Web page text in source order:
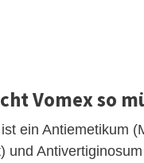
Vomex so
ein Antiemetikum
und